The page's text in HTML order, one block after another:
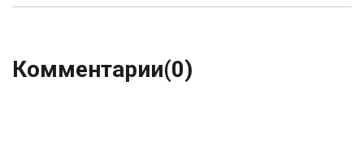
Комментарии(0)